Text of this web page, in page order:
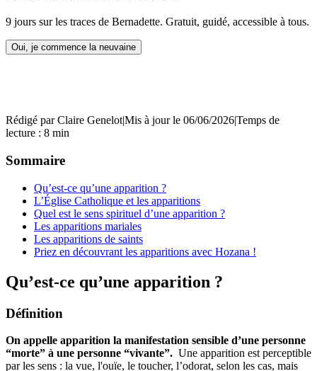
9 jours sur les traces de Bernadette. Gratuit, guidé, accessible à tous.
Oui, je commence la neuvaine
Rédigé parClaire Genelot|Mis à jour le 06/06/2026|Temps de
lecture : 8 min
Sommaire
Qu’est-ce qu’une apparition ?
L’Église Catholique et les apparitions
Quel est le sens spirituel d’une apparition ?
Les apparitions mariales
Les apparitions de saints
Priez en découvrant les apparitions avec Hozana !
Qu’est-ce qu’une apparition ?
Définition
On appelle apparition la manifestation sensible d’une personne
“morte” à une personne “vivante”. Une apparition est perceptible
par les sens : la vue, l'ouïe, le toucher, l’odorat, selon les cas, mais